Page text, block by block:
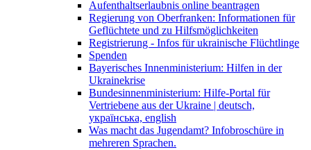
Aufenthaltserlaubnis online beantragen
Regierung von Oberfranken: Informationen für
Geflüchtete und zu Hilfsmöglichkeiten
Registrierung - Infos für ukrainische Flüchtlinge
Spenden
Bayerisches Innenministerium: Hilfen in der
Ukrainekrise
Bundesinnenministerium: Hilfe-Portal für
Vertriebene aus der Ukraine | deutsch,
українська, english
Was macht das Jugendamt? Infobroschüre in
mehreren Sprachen.